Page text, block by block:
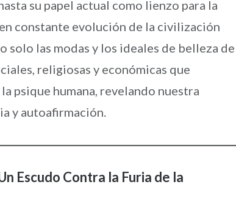
su papel actual como lienzo para la
constante evolución de la civilización
solo las modas y los ideales de belleza de
religiosas y económicas que
psique humana, revelando nuestra
y autoafirmación.
Escudo Contra la Furia de la